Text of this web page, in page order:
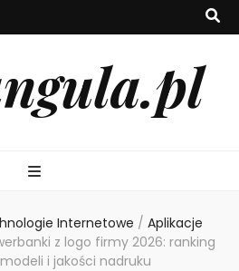
Internetowe / Aplikacje
z logo firmy 2026: ranking
i jakości nadruku